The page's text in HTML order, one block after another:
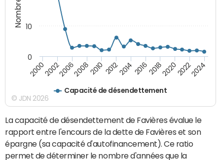
Capacité de désendettement
20002002200620082010 2012201420162018202020222024
0
10
© JDN 2026
La capacité de désendettement de Favières évalue le
rapport entre l'encours de la dette de Favières et son
épargne (sa capacité d'autofinancement). Ce ratio
permet de déterminer le nombre d'années que la